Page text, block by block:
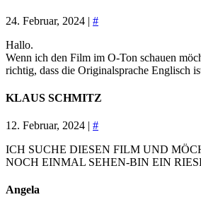
24. Februar, 2024 | #
Hallo.
Wenn ich den Film im O-Ton schauen
richtig, dass die Originalsprache Englisch
KLAUS SCHMITZ
12. Februar, 2024 | #
ICH SUCHE DIESEN FILM UND
NOCH EINMAL SEHEN-BIN EIN
Angela